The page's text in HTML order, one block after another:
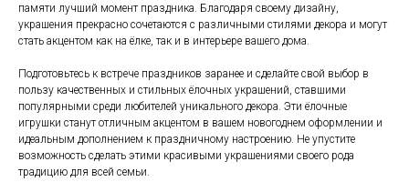
памяти лучший момент праздника. Благодаря своему дизайну,
украшения прекрасно сочетаются с различными стилями декора и могут
стать акцентом как на ёлке, так и в интерьере вашего дома.
Подготовьтесь к встрече праздников заранее и сделайте свой выбор в
пользу качественных и стильных ёлочных украшений, ставшими
популярными среди любителей уникального декора. Эти ёлочные
игрушки станут отличным акцентом в вашем новогоднем оформлении и
идеальным дополнением к праздничному настроению. Не упустите
возможность сделать этими красивыми украшениями своего рода
традицию для всей семьи.